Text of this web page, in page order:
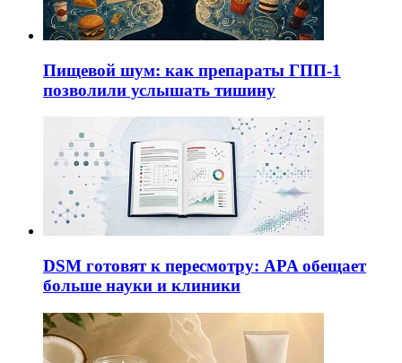
Пищевой шум: как препараты ГПП-1
позволили услышать тишину
DSM готовят к пересмотру: APA обещает
больше науки и клиники